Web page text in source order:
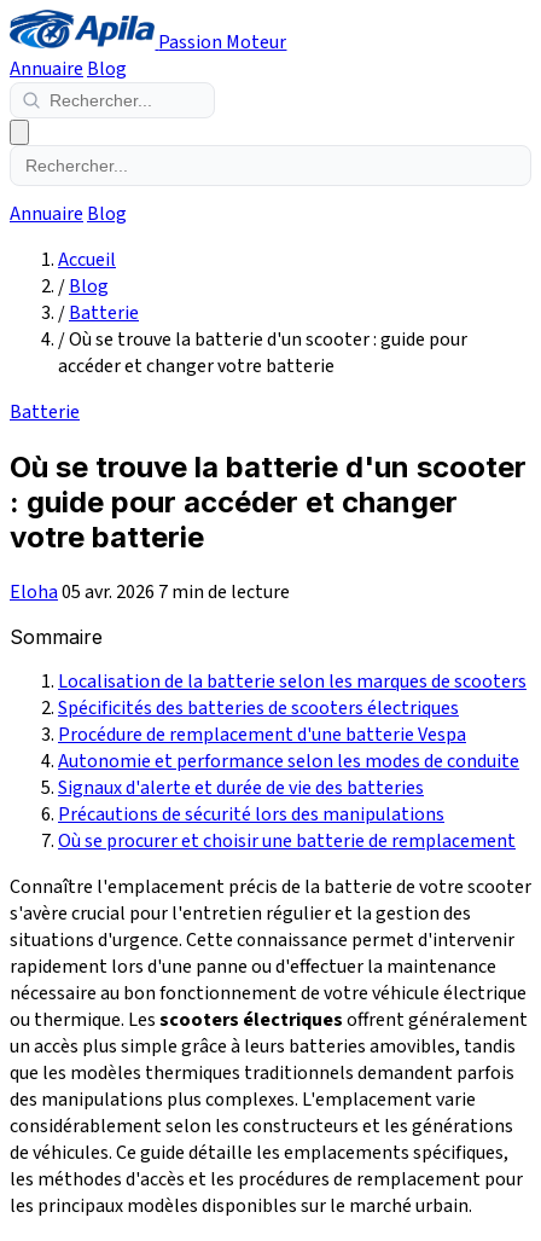
Passion Moteur
Annuaire Blog
Annuaire Blog
Accueil
/Blog
/Batterie
/Où se trouve la batterie d'un scooter : guide pour
accéder et changer votre batterie
Batterie
Où se trouve la batterie d'un scooter
: guide pour accéder et changer
votre batterie
Eloha05 avr. 2026 7 min de lecture
Sommaire
Localisation de la batterie selon les marques de scooters
Spécificités des batteries de scooters électriques
Procédure de remplacement d'une batterie Vespa
Autonomie et performance selon les modes de conduite
Signaux d'alerte et durée de vie des batteries
Précautions de sécurité lors des manipulations
Où se procurer et choisir une batterie de remplacement
Connaître l'emplacement précis de la batterie de votre scooter
s'avère crucial pour l'entretien régulier et la gestion des
situations d'urgence. Cette connaissance permet d'intervenir
rapidement lors d'une panne ou d'effectuer la maintenance
nécessaire au bon fonctionnement de votre véhicule électrique
ou thermique. Lesscooters électriquesoffrent généralement
un accès plus simple grâce à leurs batteries amovibles, tandis
que les modèles thermiques traditionnels demandent parfois
des manipulations plus complexes. L'emplacement varie
considérablement selon les constructeurs et les générations
de véhicules. Ce guide détaille les emplacements spécifiques,
les méthodes d'accès et les procédures de remplacement pour
les principaux modèles disponibles sur le marché urbain.